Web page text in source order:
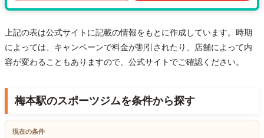
上記の表は公式サイトに記載の情報をもとに作成しています。時期
によっては、キャンペーンで料金が割引されたり、店舗によって内
容が変わることもありますので、公式サイトでご確認ください。
梅本駅のスポーツジムを条件から探す
現在の条件